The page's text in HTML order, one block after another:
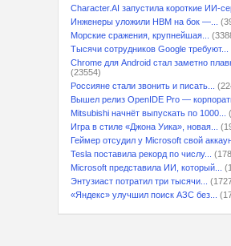
Character.AI запустила короткие ИИ-
Инженеры уложили HBM на бок —...
Морские сражения, крупнейшая...
Тысячи сотрудников Google требуют...
Chrome для Android стал заметно
(23554)
Россияне стали звонить и писать...
Вышел релиз OpenIDE Pro —
Mitsubishi начнёт выпускать по 1000...
Игра в стиле «Джона Уика», новая...
Геймер отсудил у Microsoft свой
Tesla поставила рекорд по числу...
Microsoft представила ИИ, который...
Энтузиаст потратил три тысячи...
«Яндекс» улучшил поиск АЗС без...